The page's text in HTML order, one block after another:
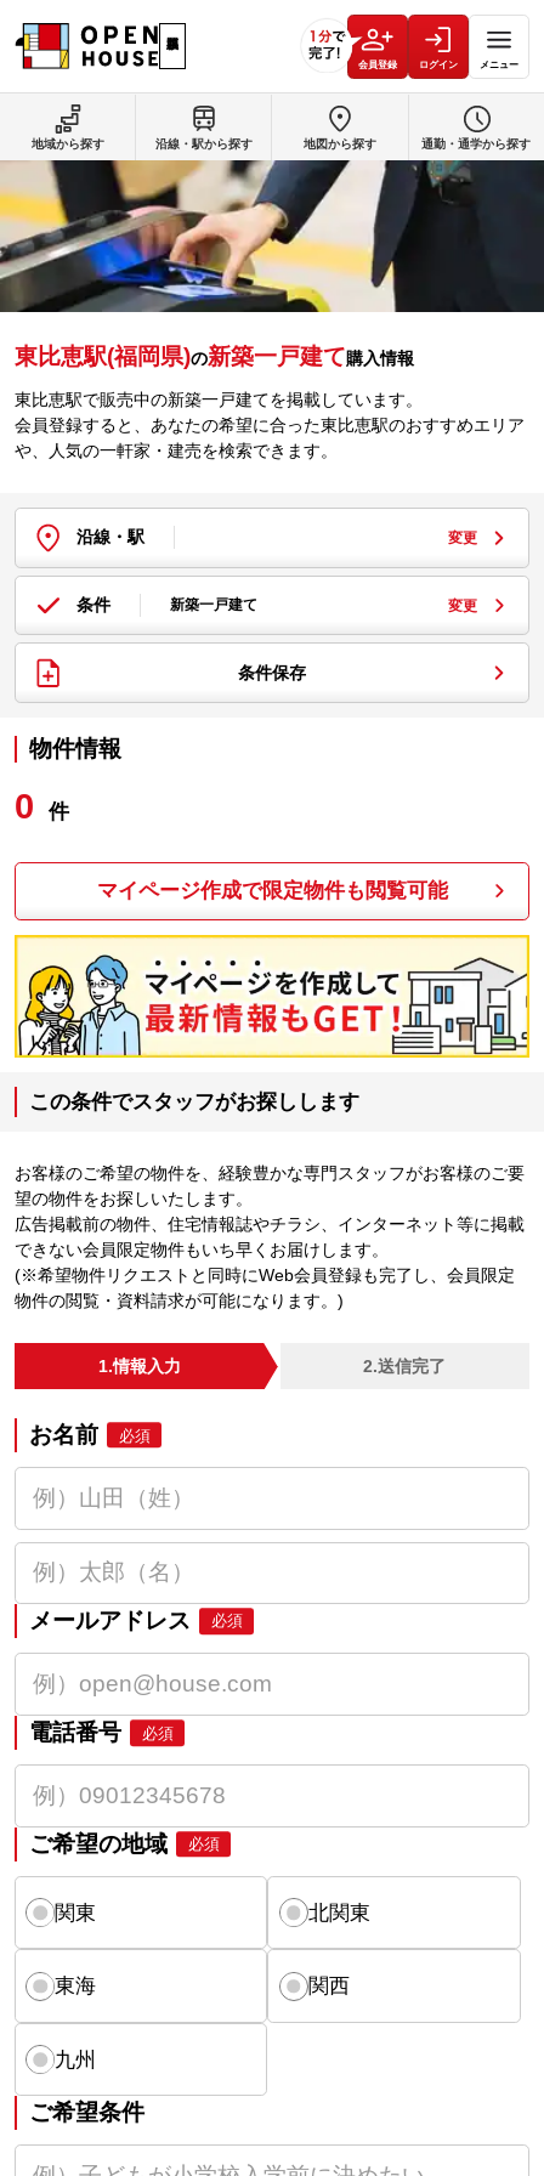
会員登録 ログイン メニュー
東比恵駅(福岡県)の新築一戸建て購入情報
東比恵駅で販売中の新築一戸建てを掲載しています。
会員登録すると、あなたの希望に合った東比恵駅のおすすめエリア
や、人気の一軒家・建売を検索できます。
沿線・駅 変更
条件 新築一戸建て 変更
条件保存
物件情報
0 件
マイページ作成で限定物件も閲覧可能
この条件でスタッフがお探しします
お客様のご希望の物件を、経験豊かな専門スタッフがお客様のご要
望の物件をお探しいたします。
広告掲載前の物件、住宅情報誌やチラシ、インターネット等に掲載
できない会員限定物件もいち早くお届けします。
(※希望物件リクエストと同時にWeb会員登録も完了し、会員限定
物件の閲覧・資料請求が可能になります。)
1.情報入力 2.送信完了
お名前 必須
メールアドレス 必須
電話番号 必須
ご希望の地域 必須
関東 北関東
東海 関西
九州
ご希望条件
地域から探す 沿線・駅から探す 地図から探す 通勤・通学から探す